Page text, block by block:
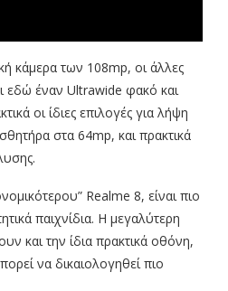
κάμερα των 108mp, οι άλλες
εδώ έναν Ultrawide φακό και
οι ίδιες επιλογές για λήψη
στα 64mp, και πρακτικά
Realme 8, είναι πιο
παιχνίδια. Η μεγαλύτερη
και την ίδια πρακτικά οθόνη,
να δικαιολογηθεί πιο